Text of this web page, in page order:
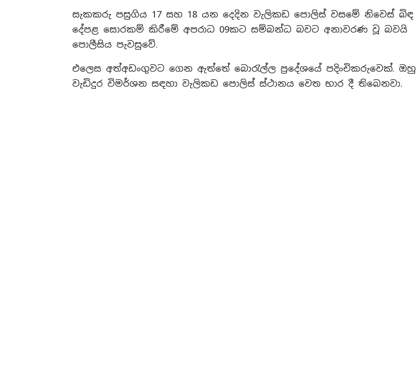
සැකකරු පසුගිය 17 සහ 18 යන දෙදින වැලිකඩ පොලිස් වසමේ නිවෙස් බිඳ
දේපළ සොරකම් කිරීමේ අපරාධ 09කට සම්බන්ධ බවට අනාවරණ වූ බවයි
පොලීසිය පැවසුවේ.
එලෙස අත්අඩංගුවට ගෙන ඇත්තේ බොරැල්ල ප්‍රදේශයේ පදිංචිකරුවෙක්. ඔහු
වැඩිදුර විමර්ශන සඳහා වැලිකඩ පොලිස් ස්ථානය වෙත භාර දී තිබෙනවා.